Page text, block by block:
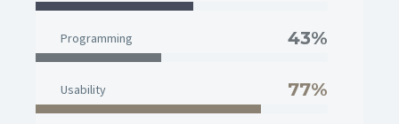
Programming 43%
Usability 77%